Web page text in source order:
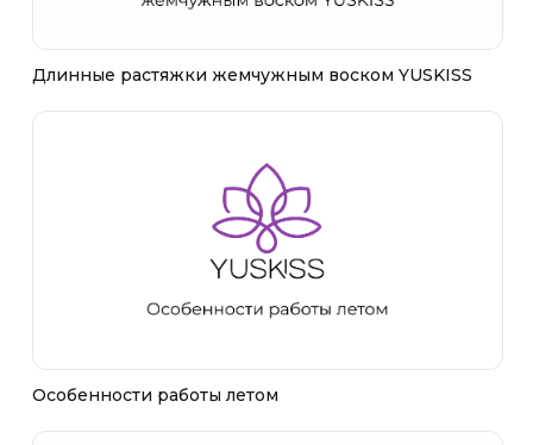
Длинные растяжки жемчужным воском YUSKISS
Особенности работы летом